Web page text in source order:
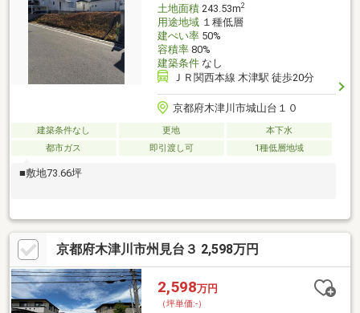
土地面積243.53m2
用途地域１種低層
建ぺい率50%
容積率80%
建築条件なし
ＪＲ関西本線 木津駅 徒歩20分
京都府木津川市城山台１０
建築条件なし 更地
本下水
都市ガス
即引渡し可 1種低層地域
■敷地73.66坪
京都府木津川市州見台３ 2,598万円
2,598万円
（坪単価:-）